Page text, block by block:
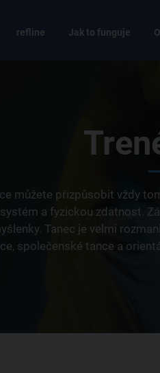
refline Jak to funguje
můžete přizpůsobit vždy
a fyzickou zdatnost.
Tanec je velmi
společenské tance a